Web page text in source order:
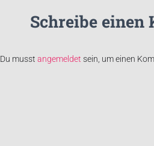
Schreibe einen
Du musst angemeldet sein, um einen